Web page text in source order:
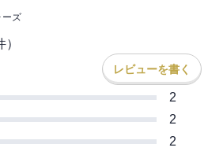
ーズ
）
レビューを書く
2
2
2